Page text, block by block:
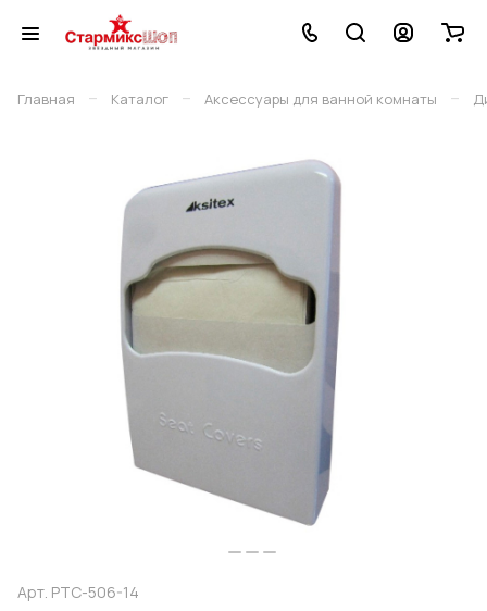
Главная – Каталог – Аксессуары для ванной комнаты –
Арт. PTC-506-14